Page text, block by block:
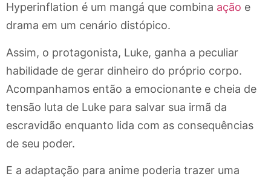
Hyperinflation é um mangá que combina ação e
drama em um cenário distópico.
Assim, o protagonista, Luke, ganha a peculiar
habilidade de gerar dinheiro do próprio corpo.
Acompanhamos então a emocionante e cheia de
tensão luta de Luke para salvar sua irmã da
escravidão enquanto lida com as consequências
de seu poder.
E a adaptação para anime poderia trazer uma